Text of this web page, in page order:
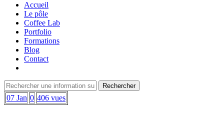
Accueil
Le pôle
Coffee Lab
Portfolio
Formations
Blog
Contact
07 Jan 0 406 vues